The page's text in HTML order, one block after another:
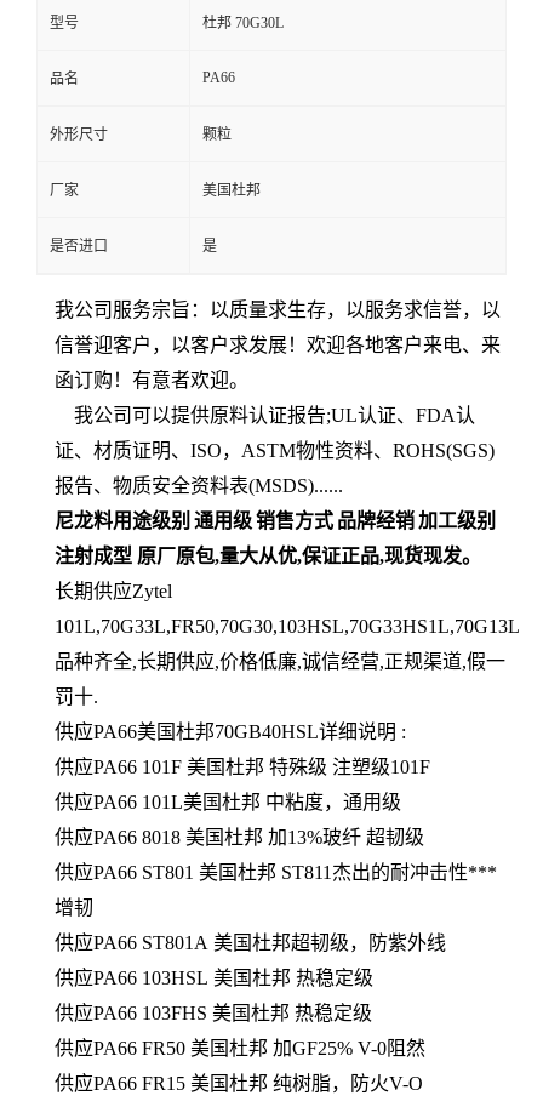
型号 杜邦 70G30L
品名 PA66
外形尺寸 颗粒
厂家 美国杜邦
是否进口 是
我公司服务宗旨：以质量求生存，以服务求信誉，以
信誉迎客户，以客户求发展！欢迎各地客户来电、来
函订购！有意者欢迎。
我公司可以提供原料认证报告;UL认证、FDA认
证、材质证明、ISO，ASTM物性资料、ROHS(SGS)
报告、物质安全资料表(MSDS)......
尼龙料用途级别 通用级销售方式 品牌经销加工级别
注射成型 原厂原包,量大从优,保证正品,现货现发。
长期供应Zytel
101L,70G33L,FR50,70G30,103HSL,70G33HS1L,70G13L
品种齐全,长期供应,价格低廉,诚信经营,正规渠道,假一
罚十.
供应PA66美国杜邦70GB40HSL详细说明 :
供应PA66 101F 美国杜邦 特殊级 注塑级101F
供应PA66 101L美国杜邦 中粘度，通用级
供应PA66 8018 美国杜邦 加13%玻纤 超韧级
供应PA66 ST801 美国杜邦 ST811杰出的耐冲击性***
增韧
供应PA66 ST801A 美国杜邦超韧级，防紫外线
供应PA66 103HSL 美国杜邦 热稳定级
供应PA66 103FHS 美国杜邦 热稳定级
供应PA66 FR50 美国杜邦 加GF25% V-0阻然
供应PA66 FR15 美国杜邦 纯树脂，防火V-O